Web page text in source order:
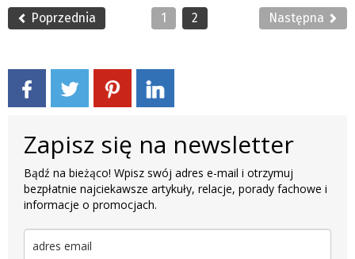
Poprzednia 1 2 Następna
Zapisz się na newsletter
Bądź na bieżąco! Wpisz swój adres e-mail i otrzymuj
bezpłatnie najciekawsze artykuły, relacje, porady fachowe i
informacje o promocjach.